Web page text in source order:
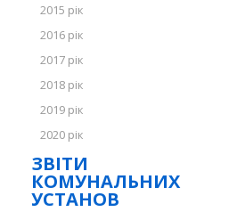
2015 рік
2016 рік
2017 рік
2018 рік
2019 рік
2020 рік
ЗВІТИ
КОМУНАЛЬНИХ
УСТАНОВ